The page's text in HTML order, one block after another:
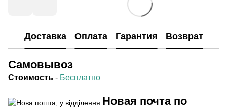
Доставка Оплата Гарантия Возврат
Самовывоз
Стоимость - Бесплатно
Новая почта по